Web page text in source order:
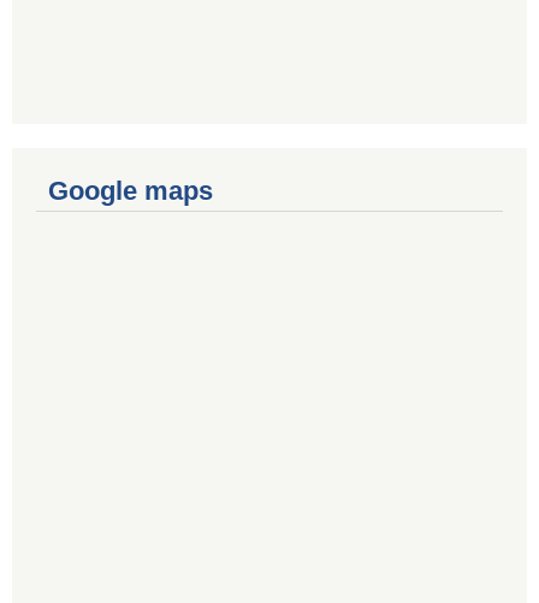
Google maps